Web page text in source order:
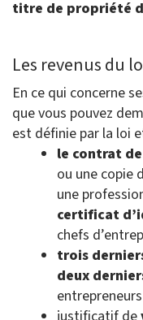
titre de propriété
Les revenus du
En ce qui concerne
que vous pouvez
est définie par la loi
le contrat
ou une copie
une
certificat
chefs
trois
deux
entrepreneurs